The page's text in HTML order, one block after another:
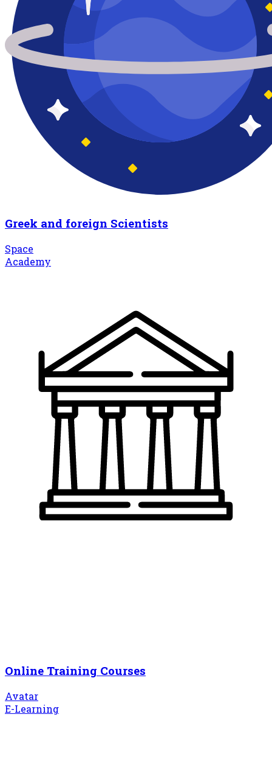
Greek and foreign Scientists
Space
Academy
Online Training Courses
Avatar
E-Learning